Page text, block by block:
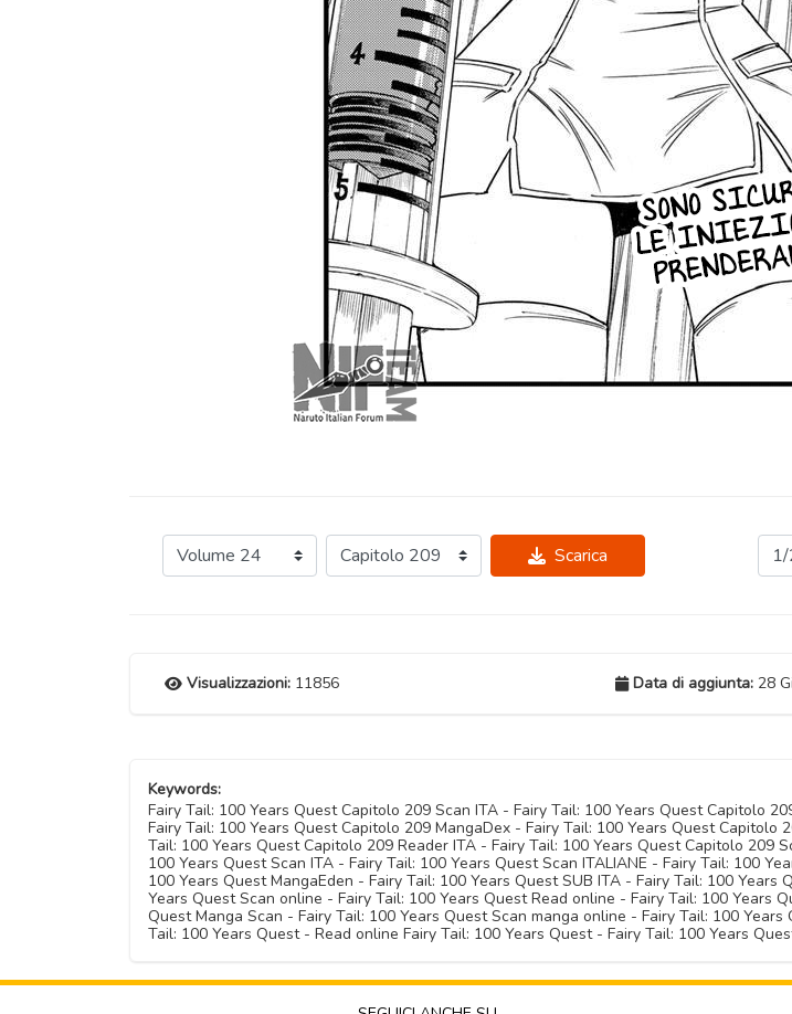
Scarica
Visualizzazioni: 11856 Data di aggiunta:28
Keywords:
Fairy Tail: 100 Years Quest Capitolo 209 Scan ITA - Fairy Tail: 100 Years Quest Capitolo
Fairy Tail: 100 Years Quest Capitolo 209 MangaDex - Fairy Tail: 100 Years Quest
Tail: 100 Years Quest Capitolo 209 Reader ITA - Fairy Tail: 100 Years Quest Capitolo 209
100 Years Quest Scan ITA - Fairy Tail: 100 Years Quest Scan ITALIANE - Fairy Tail: 100
100 Years Quest MangaEden - Fairy Tail: 100 Years Quest SUB ITA - Fairy Tail: 100
Years Quest Scan online - Fairy Tail: 100 Years Quest Read online - Fairy Tail: 100 Years
Quest Manga Scan - Fairy Tail: 100 Years Quest Scan manga online - Fairy Tail: 100
Tail: 100 Years Quest - Read online Fairy Tail: 100 Years Quest - Fairy Tail: 100 Years